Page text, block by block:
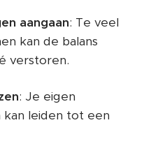
aangaan: Te veel
kan de balans
verstoren.
: Je eigen
leiden tot een